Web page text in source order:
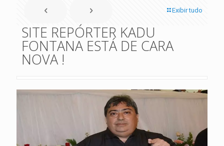
Exibir tudo
SITE REPÓRTER KADU
FONTANA ESTÁ DE CARA
NOVA !